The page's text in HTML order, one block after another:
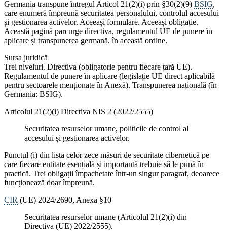
Germania transpune întregul Articol 21(2)(i) prin §30(2)(9) BSIG,
care enumeră împreună securitatea personalului, controlul accesului
și gestionarea activelor. Aceeași formulare. Aceeași obligație.
Această pagină parcurge directiva, regulamentul UE de punere în
aplicare și transpunerea germană, în această ordine.
Sursa juridică
Trei niveluri. Directiva (obligatorie pentru fiecare țară UE).
Regulamentul de punere în aplicare (legislație UE direct aplicabilă
pentru sectoarele menționate în Anexă). Transpunerea națională (în
Germania: BSIG).
Articolul 21(2)(i) Directiva NIS 2 (2022/2555)
Securitatea resurselor umane, politicile de control al
accesului și gestionarea activelor.
Punctul (i) din lista celor zece măsuri de securitate cibernetică pe
care fiecare entitate esențială și importantă trebuie să le pună în
practică. Trei obligații împachetate într-un singur paragraf, deoarece
funcționează doar împreună.
CIR (UE) 2024/2690, Anexa §10
Securitatea resurselor umane (Articolul 21(2)(i) din
Directiva (UE) 2022/2555).